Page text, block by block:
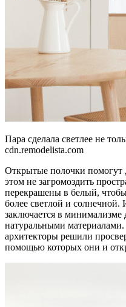
Пара сделала светлее не
cdn.remodelista.com
Открытые полочки помогут
этом не загромоздить
перекрашены в белый,
более светлой и солнечной.
заключается в
натуральными
архитекторы решили
помощью которых они и